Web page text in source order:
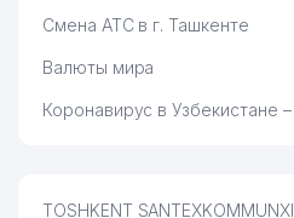
Смена АТС в г. Ташкенте
Валюты мира
Коронавирус в Узбекистане
TOSHKENT